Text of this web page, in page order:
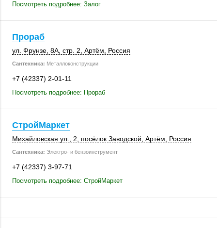
Посмотреть подробнее: Залог
Прораб
ул. Фрунзе, 8А стр. 2 Артём Россия
Сантехника: Металлоконструкции
+7 (42337) 2-01-11
Посмотреть подробнее: Прораб
СтройМаркет
Михайловская ул., 2 посёлок Заводской Артём Россия
Сантехника: Электро- и бензоинструмент
+7 (42337) 3-97-71
Посмотреть подробнее: СтройМаркет